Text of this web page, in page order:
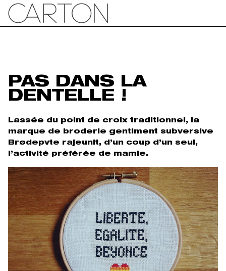
PAS DANS LA
DENTELLE !
Lassée du point de croix traditionnel, la
marque de broderie gentiment subversive
Brødepvte rajeunit, d’un coup d’un seul,
l’activité préférée de mamie.